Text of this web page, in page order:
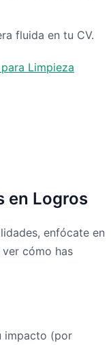
fluida en tu CV.
Limpieza
en Logros
enfócate en
cómo has
impacto (por